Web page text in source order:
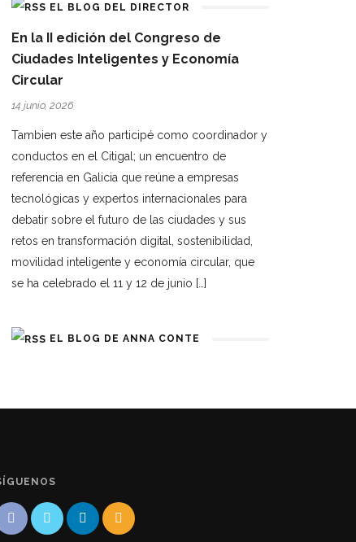
EL BLOG DEL DIRECTOR
En la II edición del Congreso de
Ciudades Inteligentes y Economía
Circular
14 junio, 2026
Tambien este año participé como coordinador y
conductos en el Citigal; un encuentro de
referencia en Galicia que reúne a empresas
tecnológicas y expertos internacionales para
debatir sobre el futuro de las ciudades y sus
retos en transformación digital, sostenibilidad,
movilidad inteligente y economía circular, que
se ha celebrado el 11 y 12 de junio […]
EL BLOG DE ANNA CONTE